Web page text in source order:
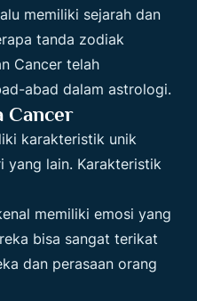
memiliki sejarah dan
tanda zodiak
Cancer telah
abad dalam astrologi.
Cancer
karakteristik unik
yang lain. Karakteristik
memiliki emosi yang
bisa sangat terikat
dan perasaan orang